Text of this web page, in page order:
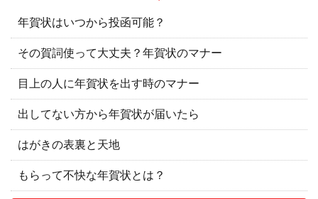
年賀状はいつから投函可能？
その賀詞使って大丈夫？年賀状のマナー
目上の人に年賀状を出す時のマナー
出してない方から年賀状が届いたら
はがきの表裏と天地
もらって不快な年賀状とは？